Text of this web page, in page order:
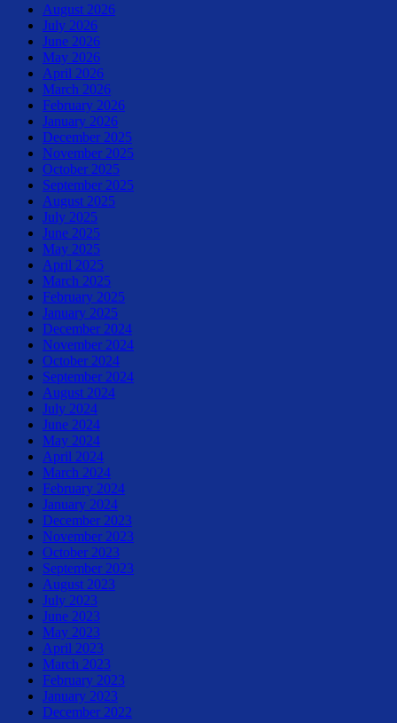
August 2026
July 2026
June 2026
May 2026
April 2026
March 2026
February 2026
January 2026
December 2025
November 2025
October 2025
September 2025
August 2025
July 2025
June 2025
May 2025
April 2025
March 2025
February 2025
January 2025
December 2024
November 2024
October 2024
September 2024
August 2024
July 2024
June 2024
May 2024
April 2024
March 2024
February 2024
January 2024
December 2023
November 2023
October 2023
September 2023
August 2023
July 2023
June 2023
May 2023
April 2023
March 2023
February 2023
January 2023
December 2022